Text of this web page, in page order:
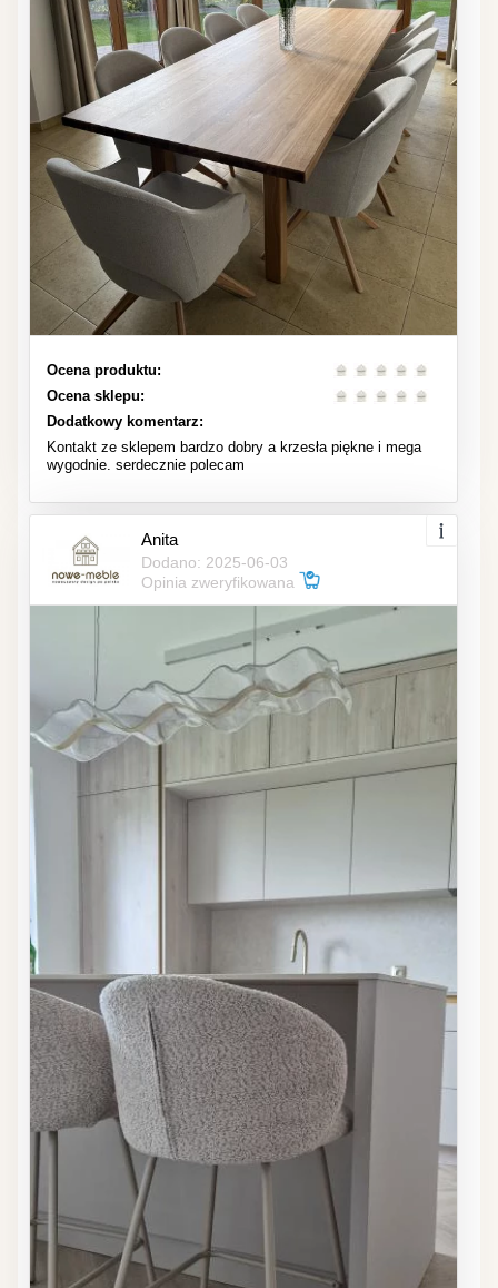
Ocena produktu:
Ocena sklepu:
Dodatkowy komentarz:
Kontakt ze sklepem bardzo dobry a krzesła piękne i mega
wygodnie. serdecznie polecam
Anita
Dodano: 2025-06-03
Opinia zweryfikowana